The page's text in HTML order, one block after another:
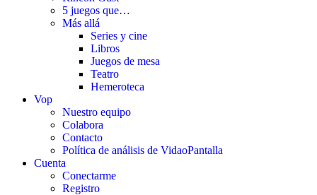
5 juegos que…
Más allá
Series y cine
Libros
Juegos de mesa
Teatro
Hemeroteca
Vop
Nuestro equipo
Colabora
Contacto
Política de análisis de VidaoPantalla
Cuenta
Conectarme
Registro